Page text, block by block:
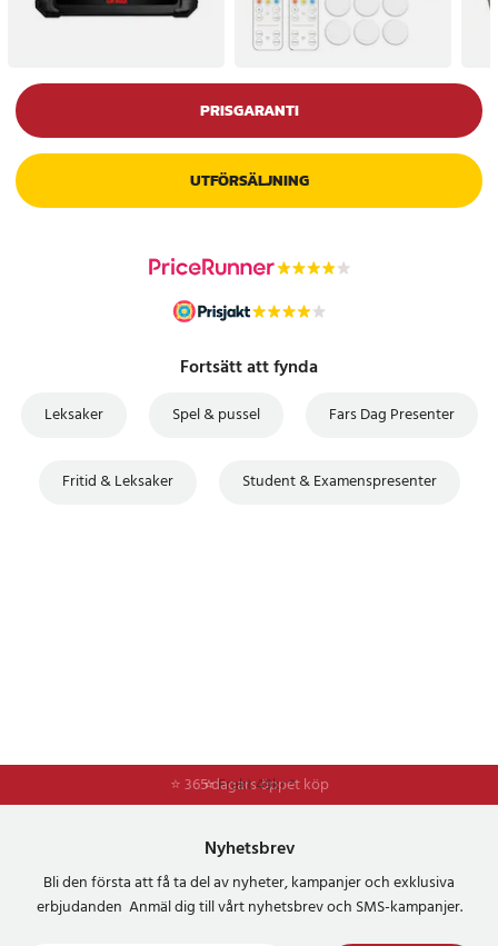
PRISGARANTI
UTFÖRSÄLJNING
Fortsätt att fynda
Leksaker Spel & pussel Fars Dag Presenter
Fritid & Leksaker Student & Examenspresenter
⭐ 365 dagars öppet köp
⭐Frakt 49kr *
Nyhetsbrev
Bli den första att få ta del av nyheter, kampanjer och exklusiva
erbjudanden Anmäl dig till vårt nyhetsbrev och SMS-kampanjer.